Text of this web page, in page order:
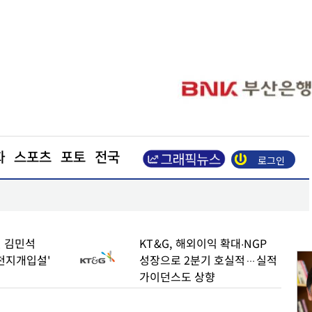
스포츠 포토 전국 로그인
김민석
개입설'
KT&G, 해외이익 확대∙NGP
성장으로 2분기 호실적…실적
가이던스도 상향